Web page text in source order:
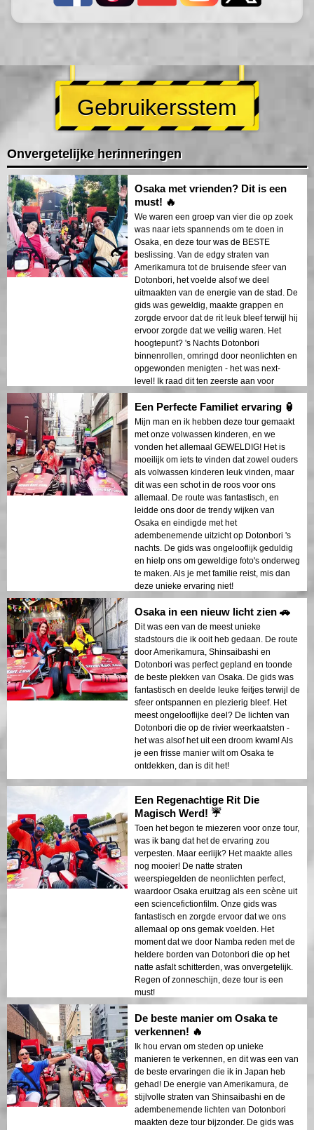
Gebruikersstem
Onvergetelijke herinneringen
Osaka met vrienden? Dit is een
must! 🔥
We waren een groep van vier die op zoek
was naar iets spannends om te doen in
Osaka, en deze tour was de BESTE
beslissing. Van de edgy straten van
Amerikamura tot de bruisende sfeer van
Dotonbori, het voelde alsof we deel
uitmaakten van de energie van de stad. De
gids was geweldig, maakte grappen en
zorgde ervoor dat de rit leuk bleef terwijl hij
ervoor zorgde dat we veilig waren. Het
hoogtepunt? 's Nachts Dotonbori
binnenrollen, omringd door neonlichten en
opgewonden menigten - het was next-
level! Ik raad dit ten zeerste aan voor
groepen!
Een Perfecte Familiet ervaring 🏮
Mijn man en ik hebben deze tour gemaakt
met onze volwassen kinderen, en we
vonden het allemaal GEWELDIG! Het is
moeilijk om iets te vinden dat zowel ouders
als volwassen kinderen leuk vinden, maar
dit was een schot in de roos voor ons
allemaal. De route was fantastisch, en
leidde ons door de trendy wijken van
Osaka en eindigde met het
adembenemende uitzicht op Dotonbori 's
nachts. De gids was ongelooflijk geduldig
en hielp ons om geweldige foto's onderweg
te maken. Als je met familie reist, mis dan
deze unieke ervaring niet!
Osaka in een nieuw licht zien 🚗
Dit was een van de meest unieke
stadstours die ik ooit heb gedaan. De route
door Amerikamura, Shinsaibashi en
Dotonbori was perfect gepland en toonde
de beste plekken van Osaka. De gids was
fantastisch en deelde leuke feitjes terwijl de
sfeer ontspannen en plezierig bleef. Het
meest ongelooflijke deel? De lichten van
Dotonbori die op de rivier weerkaatsten -
het was alsof het uit een droom kwam! Als
je een frisse manier wilt om Osaka te
ontdekken, dan is dit het!
Een Regenachtige Rit Die
Magisch Werd! ☔
Toen het begon te miezeren voor onze tour,
was ik bang dat het de ervaring zou
verpesten. Maar eerlijk? Het maakte alles
nog mooier! De natte straten
weerspiegelden de neonlichten perfect,
waardoor Osaka eruitzag als een scène uit
een sciencefictionfilm. Onze gids was
fantastisch en zorgde ervoor dat we ons
allemaal op ons gemak voelden. Het
moment dat we door Namba reden met de
heldere borden van Dotonbori die op het
natte asfalt schitterden, was onvergetelijk.
Regen of zonneschijn, deze tour is een
must!
De beste manier om Osaka te
verkennen! 🔥
Ik hou ervan om steden op unieke
manieren te verkennen, en dit was een van
de beste ervaringen die ik in Japan heb
gehad! De energie van Amerikamura, de
stijlvolle straten van Shinsaibashi en de
adembenemende lichten van Dotonbori
maakten deze tour bijzonder. De gids was